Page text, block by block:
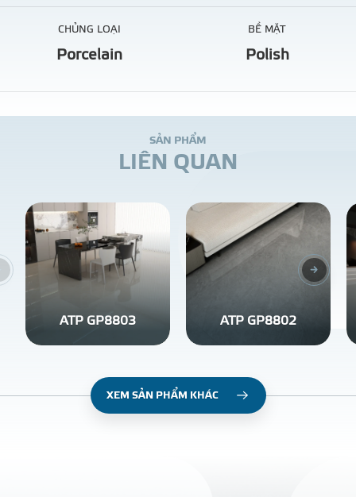
CHỦNG LOẠI
Porcelain
BỀ MẶT
Polish
SẢN PHẨM
LIÊN QUAN
ATP GP8803 ATP GP8802
XEM SẢN PHẨM KHÁC